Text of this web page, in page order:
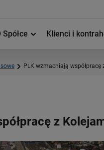
Spółce Klienci i
PLK wzmacniają
z